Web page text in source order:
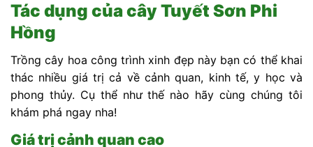
Tác dụng của cây Tuyết Sơn Phi
Hồng
Trồng cây hoa công trình xinh đẹp này bạn có thể khai
thác nhiều giá trị cả về cảnh quan, kinh tế, y học và
phong thủy. Cụ thể như thế nào hãy cùng chúng tôi
khám phá ngay nha!
Giá trị cảnh quan cao